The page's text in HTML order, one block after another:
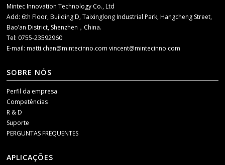
Mintec Innovation Technology Co., Ltd
Add: 6th Floor, Building D, Taixinglong Industrial Park, Hangcheng Street,
Bao’an District, Shenzhen，China.
Tel: 0755-23592960
E-mail:matti.chan@mintecinno.comvincent@mintecinno.com
SOBRE NÓS
Perfil da empresa
Competências
R & D
Suporte
PERGUNTAS FREQUENTES
APLICAÇÕES